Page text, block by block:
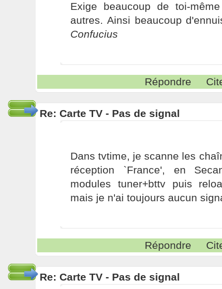
Exige beaucoup de toi-
autres. Ainsi beaucoup
Confucius
Répondre
Re: Carte TV - Pas de signal
Dans tvtime, je scanne les
réception `France', en
modules tuner+bttv puis
mais je n'ai toujours aucun
Répondre
Re: Carte TV - Pas de signal